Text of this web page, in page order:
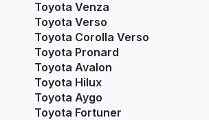
Toyota Venza
Toyota Verso
Toyota Corolla Verso
Toyota Pronard
Toyota Avalon
Toyota Hilux
Toyota Aygo
Toyota Fortuner